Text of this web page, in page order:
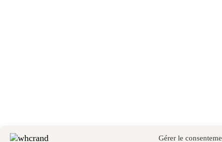
Gérer le